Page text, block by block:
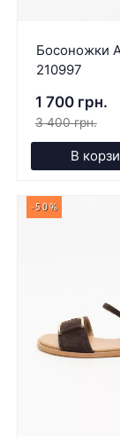
Босоножки
210997
1 700 грн.
3 400 грн.
В
-50%